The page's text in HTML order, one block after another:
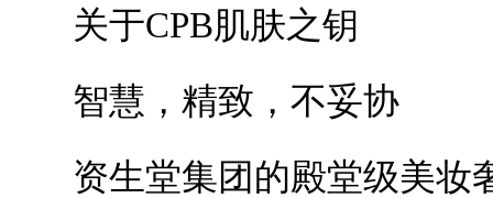
关于CPB肌肤之钥
智慧，精致，不妥协
资生堂集团的殿堂级美妆